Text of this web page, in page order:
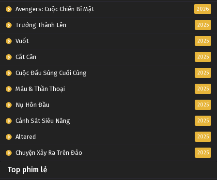
Avengers: Cuộc Chiến Bí Mật 2026
Trưởng Thành Lên 2025
Vuốt 2025
Cắt Cân 2025
Cuộc Đấu Súng Cuối Cùng 2025
Máu & Thần Thoại 2025
Nụ Hôn Đầu 2025
Cảnh Sát Siêu Năng 2025
Altered 2025
Chuyện Xảy Ra Trên Đảo 2025
Top phim lẻ